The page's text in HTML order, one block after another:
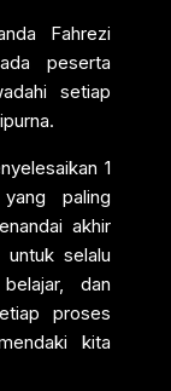
Fahrezi
peserta
setiap
1
paling
akhir
selalu
dan
proses
kita